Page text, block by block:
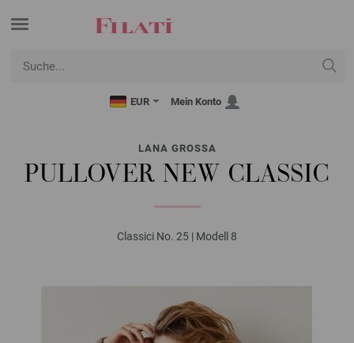
EUR Mein Konto
LANA GROSSA
PULLOVER NEW CLASSIC
Classici No. 25 | Modell 8